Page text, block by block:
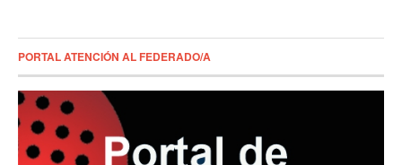
PORTAL ATENCIÓN AL FEDERADO/A